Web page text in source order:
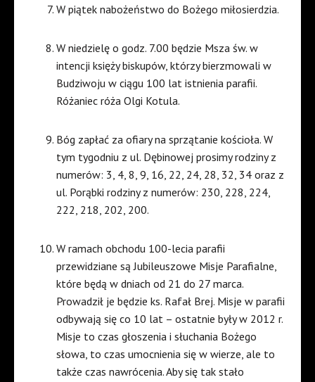
W piątek nabożeństwo do Bożego miłosierdzia.
W niedzielę o godz. 7.00 będzie Msza św. w
intencji księży biskupów, którzy bierzmowali w
Budziwoju w ciągu 100 lat istnienia parafii.
Różaniec róża Olgi Kotula.
Bóg zapłać za ofiary na sprzątanie kościoła. W
tym tygodniu z ul. Dębinowej prosimy rodziny z
numerów: 3, 4, 8, 9, 16, 22, 24, 28, 32, 34 oraz z
ul. Porąbki rodziny z numerów: 230, 228, 224,
222, 218, 202, 200.
W ramach obchodu 100-lecia parafii
przewidziane są Jubileuszowe Misje Parafialne,
które będą w dniach od 21 do 27 marca.
Prowadził je będzie ks. Rafał Brej. Misje w parafii
odbywają się co 10 lat – ostatnie były w 2012 r.
Misje to czas głoszenia i słuchania Bożego
słowa, to czas umocnienia się w wierze, ale to
także czas nawrócenia. Aby się tak stało